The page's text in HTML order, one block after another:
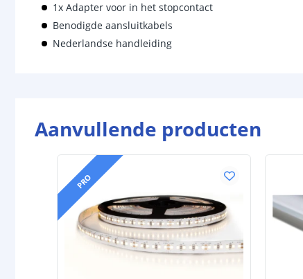
1x Adapter voor in het stopcontact
Benodigde aansluitkabels
Nederlandse handleiding
Aanvullende producten
PRO